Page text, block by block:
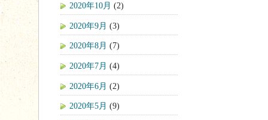
2020年10月 (2)
2020年9月 (3)
2020年8月 (7)
2020年7月 (4)
2020年6月 (2)
2020年5月 (9)